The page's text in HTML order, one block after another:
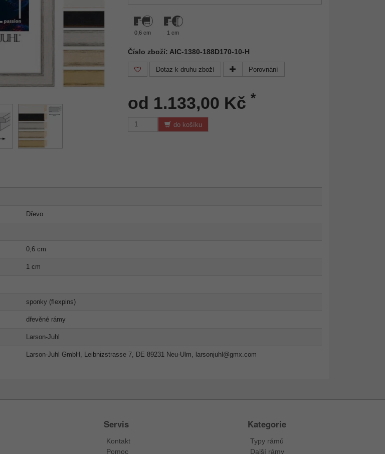
0,6 cm 1 cm
Číslo zboží: AIC-1380-188D170-10-H
Dotaz k druhu zboží Porovnání
od 1.133,00 Kč *
do košíku
Dřevo
0,6 cm
1 cm
sponky (flexpins)
dřevěné rámy
Larson-Juhl
Larson-Juhl GmbH, Leibnizstrasse 7, DE 89231 Neu-Ulm, larsonjuhl@gmx.com
Servis
Kontakt
Pomoc
Kategorie
Typy rámů
Další rámy